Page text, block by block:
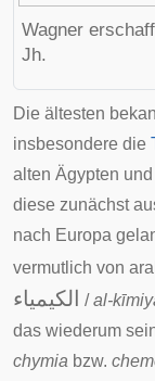
Wagner
Jh.
Die ältesten
insbesondere die
alten Ägypten
diese zunächst
nach Europa
الكيمياء ‎ /al-
das wiederum
chymia bzw.